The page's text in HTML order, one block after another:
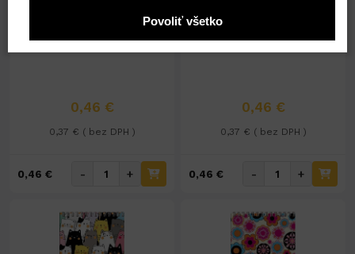
0,46 €
0,37 € ( bez DPH )
0,46 € - +
0,46 €
0,37 € ( bez DPH )
0,46 € - +
Povoliť všetko